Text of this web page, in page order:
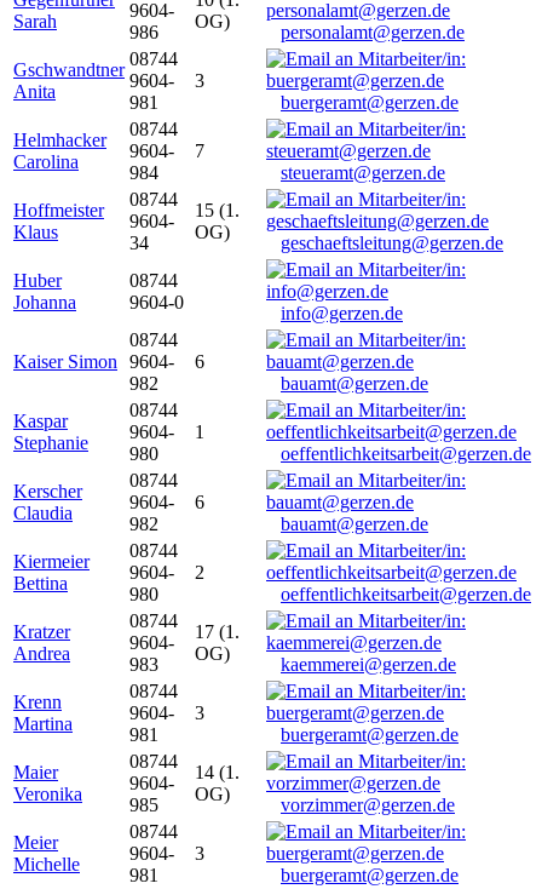
Sarah
9604-
986
OG)
personalamt@gerzen.de
Gschwandtner
Anita
08744
9604-
981
3
buergeramt@gerzen.de
Helmhacker
Carolina
08744
9604-
984
7
steueramt@gerzen.de
Hoffmeister
Klaus
08744
9604-
34
15 (1.
OG)
geschaeftsleitung@gerzen.de
Huber
Johanna
08744
9604-0
info@gerzen.de
Kaiser Simon
08744
9604-
982
6
bauamt@gerzen.de
Kaspar
Stephanie
08744
9604-
980
1
oeffentlichkeitsarbeit@gerzen.de
Kerscher
Claudia
08744
9604-
982
6
bauamt@gerzen.de
Kiermeier
Bettina
08744
9604-
980
2
oeffentlichkeitsarbeit@gerzen.de
Kratzer
Andrea
08744
9604-
983
17 (1.
OG)
kaemmerei@gerzen.de
Krenn
Martina
08744
9604-
981
3
buergeramt@gerzen.de
Maier
Veronika
08744
9604-
985
14 (1.
OG)
vorzimmer@gerzen.de
Meier
Michelle
08744
9604-
981
3
buergeramt@gerzen.de